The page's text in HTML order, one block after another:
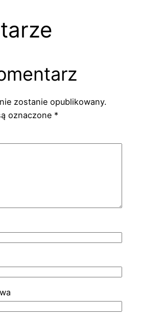
zostanie opublikowany.
oznaczone *